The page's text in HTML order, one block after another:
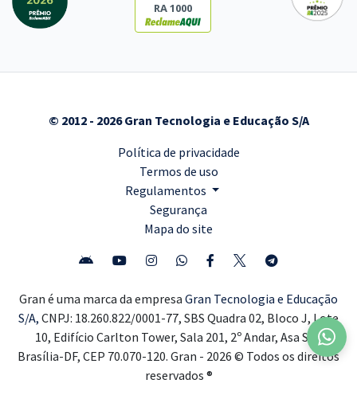
RA 1000
© 2012 - 2026 Gran Tecnologia e Educação S/A
Política de privacidade
Termos de uso
Regulamentos
Segurança
Mapa do site
Gran é uma marca da empresa Gran Tecnologia e Educação
S/A, CNPJ: 18.260.822/0001-77, SBS Quadra 02, Bloco J, Lote
10, Edifício Carlton Tower, Sala 201, 2º Andar, Asa Sul,
Brasília-DF, CEP 70.070-120. Gran - 2026 © Todos os direitos
reservados ®